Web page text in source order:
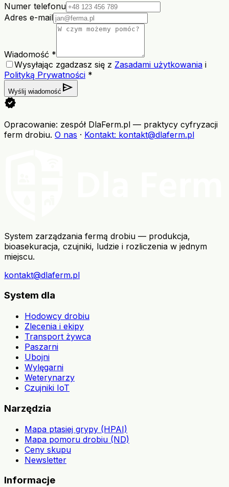
Numer telefonu
Adres e-mail
Wiadomość *
Wysyłając zgadzasz się z Zasadami użytkowania i
Polityką Prywatności *
Wyślij wiadomość send
verified
Opracowanie: zespół DlaFerm.pl — praktycy cyfryzacji
ferm drobiu. O nas · Kontakt: kontakt@dlaferm.pl
System zarządzania fermą drobiu — produkcja,
bioasekuracja, czujniki, ludzie i rozliczenia w jednym
miejscu.
kontakt@dlaferm.pl
System dla
Hodowcy drobiu
Zlecenia i ekipy
Transport żywca
Paszarni
Ubojni
Wylęgarni
Weterynarzy
Czujniki IoT
Narzędzia
Mapa ptasiej grypy (HPAI)
Mapa pomoru drobiu (ND)
Ceny skupu
Newsletter
Informacje